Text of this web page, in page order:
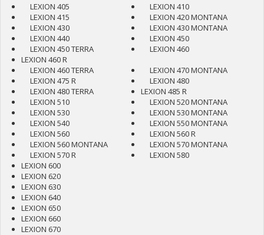
LEXION 405
LEXION 410
LEXION 415
LEXION 420 MONTANA
LEXION 430
LEXION 430 MONTANA
LEXION 440
LEXION 450
LEXION 450 TERRA
LEXION 460
LEXION 460 R
LEXION 460 TERRA
LEXION 470 MONTANA
LEXION 475 R
LEXION 480
LEXION 480 TERRA
LEXION 485 R
LEXION 510
LEXION 520 MONTANA
LEXION 530
LEXION 530 MONTANA
LEXION 540
LEXION 550 MONTANA
LEXION 560
LEXION 560 R
LEXION 560 MONTANA
LEXION 570 MONTANA
LEXION 570 R
LEXION 580
LEXION 600
LEXION 620
LEXION 630
LEXION 640
LEXION 650
LEXION 660
LEXION 670